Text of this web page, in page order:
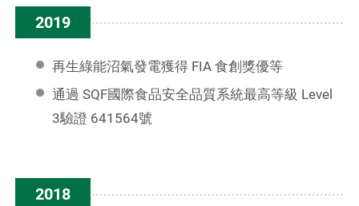
2019
再生綠能沼氣發電獲得 FIA 食創獎優等
通過 SQF國際食品安全品質系統最高等級 Level
3驗證 641564號
2018